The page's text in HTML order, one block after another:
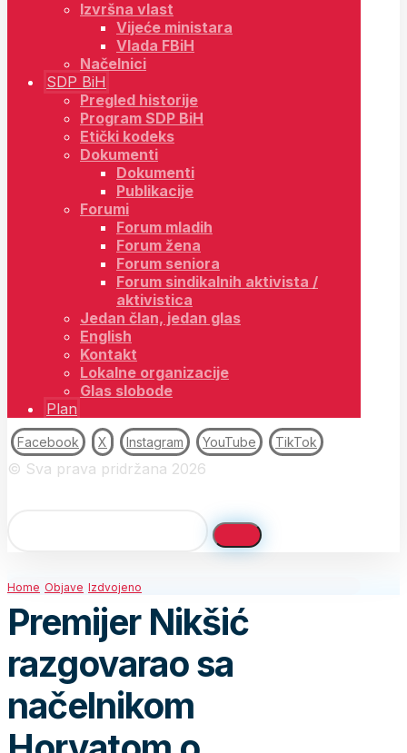
Izvršna vlast
Vijeće ministara
Vlada FBiH
Načelnici
SDP BiH
Pregled historije
Program SDP BiH
Etički kodeks
Dokumenti
Dokumenti
Publikacije
Forumi
Forum mladih
Forum žena
Forum seniora
Forum sindikalnih aktivista /
aktivistica
Jedan član, jedan glas
English
Kontakt
Lokalne organizacije
Glas slobode
Plan
Facebook X Instagram YouTube TikTok
© Sva prava pridržana 2026
Home Objave Izdvojeno
Premijer Nikšić
razgovarao sa
načelnikom